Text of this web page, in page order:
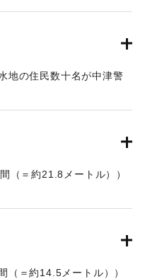
地の住民数十名が中津警
が大きく、浸水家屋が
地である橋の上に不自然
たためとして、その不当
られてきたが、費用など
（＝約21.8メートル））
（＝約14.5メートル））